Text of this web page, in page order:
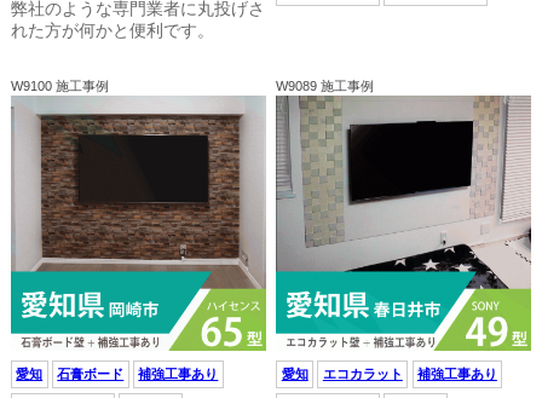
弊社のような専門業者に丸投げさ
れた方が何かと便利です。
W9100 施工事例
愛知 石膏ボード 補強工事あり
W9089 施工事例
愛知 エコカラット 補強工事あり